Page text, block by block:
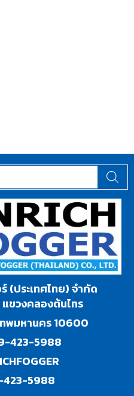
(ประเทศไทย) จำกัด
ขวงคลองต้นไทร
พมหานคร 10600
423-5988
5988